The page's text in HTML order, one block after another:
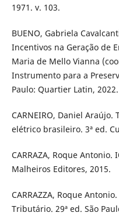
1971. v. 103.
BUENO, Gabriela
Incentivos na Geração de
Maria de Mello Vianna
Instrumento para a
Paulo: Quartier Latin, 2022.
CARNEIRO, Daniel
elétrico brasileiro. 3ª ed.
CARRAZA, Roque Antonio.
Malheiros Editores, 2015.
CARRAZZA, Roque
Tributário. 29ª ed. São